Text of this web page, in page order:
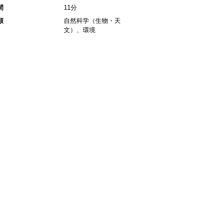
11分
自然科学（生物・天
文）、環境